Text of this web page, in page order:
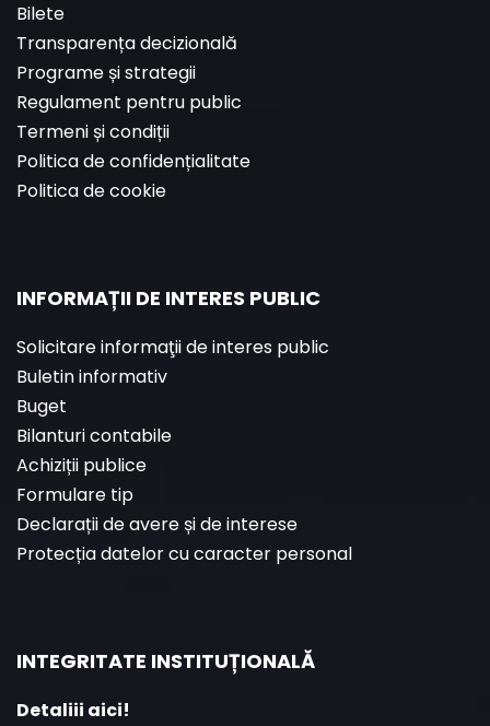
Bilete
Transparența decizională
Programe și strategii
Regulament pentru public
Termeni și condiții
Politica de confidențialitate
Politica de cookie
INFORMAȚII DE INTERES PUBLIC
Solicitare informaţii de interes public
Buletin informativ
Buget
Bilanturi contabile
Achiziții publice
Formulare tip
Declarații de avere și de interese
Protecția datelor cu caracter personal
INTEGRITATE INSTITUȚIONALĂ
Detaliii aici!